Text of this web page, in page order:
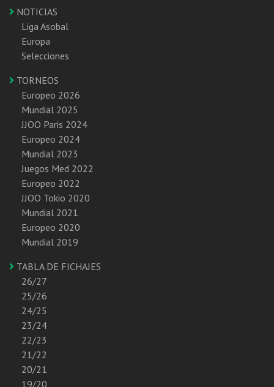
NOTICIAS
Liga Asobal
Europa
Selecciones
TORNEOS
Europeo 2026
Mundial 2025
JJOO Paris 2024
Europeo 2024
Mundial 2023
Juegos Med 2022
Europeo 2022
JJOO Tokio 2020
Mundial 2021
Europeo 2020
Mundial 2019
TABLA DE FICHAJES
26/27
25/26
24/25
23/24
22/23
21/22
20/21
19/20